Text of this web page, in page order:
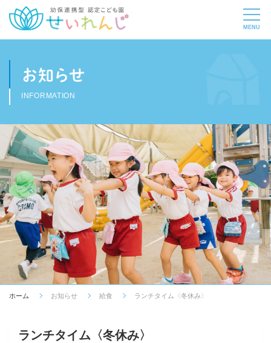
お知らせ
INFORMATION
ホーム お知らせ 給食 ランチタイム〈冬休み〉
ランチタイム〈冬休み〉